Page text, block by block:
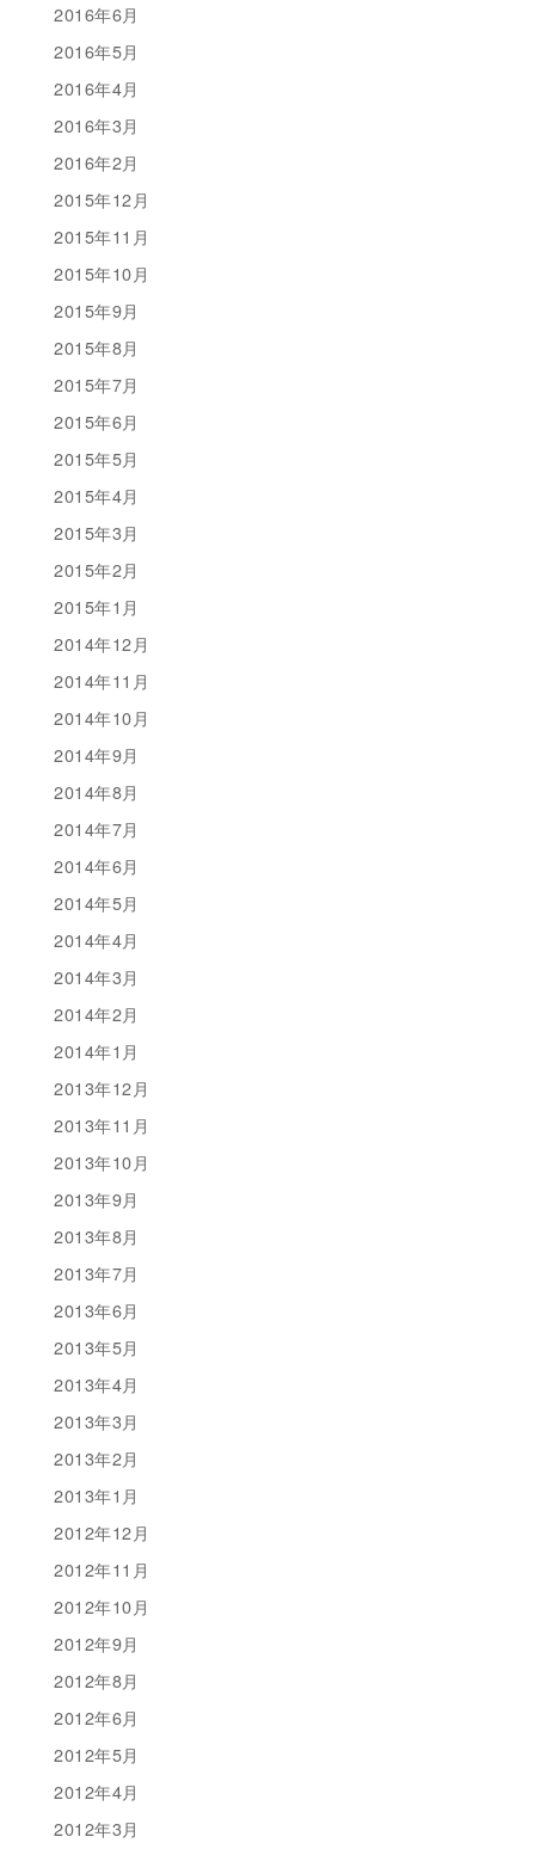
2016年6月
2016年5月
2016年4月
2016年3月
2016年2月
2015年12月
2015年11月
2015年10月
2015年9月
2015年8月
2015年7月
2015年6月
2015年5月
2015年4月
2015年3月
2015年2月
2015年1月
2014年12月
2014年11月
2014年10月
2014年9月
2014年8月
2014年7月
2014年6月
2014年5月
2014年4月
2014年3月
2014年2月
2014年1月
2013年12月
2013年11月
2013年10月
2013年9月
2013年8月
2013年7月
2013年6月
2013年5月
2013年4月
2013年3月
2013年2月
2013年1月
2012年12月
2012年11月
2012年10月
2012年9月
2012年8月
2012年6月
2012年5月
2012年4月
2012年3月